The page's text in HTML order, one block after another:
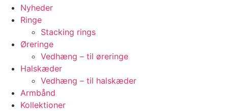
Nyheder
Ringe
Stacking rings
Øreringe
Vedhæng – til øreringe
Halskæder
Vedhæng – til halskæder
Armbånd
Kollektioner